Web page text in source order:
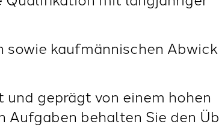
kaufmännischen
geprägt von einem hohen
Aufgaben behalten Sie den